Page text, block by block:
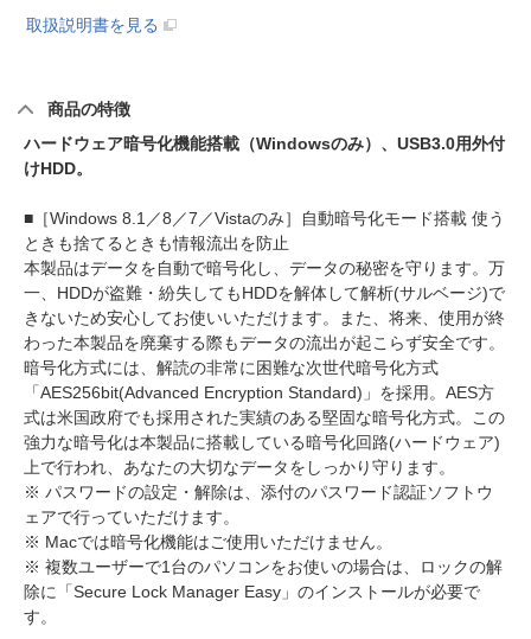
取扱説明書を見る
商品の特徴
ハードウェア暗号化機能搭載（Windowsのみ）、USB3.0用外付
けHDD。
■［Windows 8.1／8／7／Vistaのみ］自動暗号化モード搭載 使う
ときも捨てるときも情報流出を防止
本製品はデータを自動で暗号化し、データの秘密を守ります。万
一、HDDが盗難・紛失してもHDDを解体して解析(サルベージ)で
きないため安心してお使いいただけます。また、将来、使用が終
わった本製品を廃棄する際もデータの流出が起こらず安全です。
暗号化方式には、解読の非常に困難な次世代暗号化方式
「AES256bit(Advanced Encryption Standard)」を採用。AES方
式は米国政府でも採用された実績のある堅固な暗号化方式。この
強力な暗号化は本製品に搭載している暗号化回路(ハードウェア)
上で行われ、あなたの大切なデータをしっかり守ります。
※ パスワードの設定・解除は、添付のパスワード認証ソフトウ
ェアで行っていただけます。
※ Macでは暗号化機能はご使用いただけません。
※ 複数ユーザーで1台のパソコンをお使いの場合は、ロックの解
除に「Secure Lock Manager Easy」のインストールが必要で
す。